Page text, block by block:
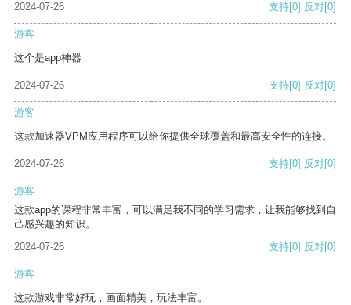
2024-07-26
支持[0] 反对[0]
游客
这个是app神器
2024-07-26 支持[0] 反对[0]
游客
这款加速器VPM应用程序可以给你提供全球覆盖和最高安全性的连接。
2024-07-26 支持[0] 反对[0]
游客
这款app的课程非常丰富，可以满足我不同的学习需求，让我能够找到自
己感兴趣的知识。
2024-07-26
支持[0] 反对[0]
游客
这款游戏非常好玩，画面精美，玩法丰富。